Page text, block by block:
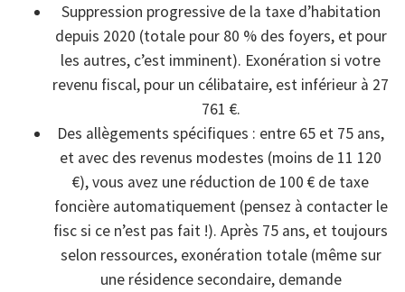
Suppression progressive de la taxe d’habitation
depuis 2020 (totale pour 80 % des foyers, et pour
les autres, c’est imminent). Exonération si votre
revenu fiscal, pour un célibataire, est inférieur à 27
761 €.
Des allègements spécifiques : entre 65 et 75 ans,
et avec des revenus modestes (moins de 11 120
€), vous avez une réduction de 100 € de taxe
foncière automatiquement (pensez à contacter le
fisc si ce n’est pas fait !). Après 75 ans, et toujours
selon ressources, exonération totale (même sur
une résidence secondaire, demande